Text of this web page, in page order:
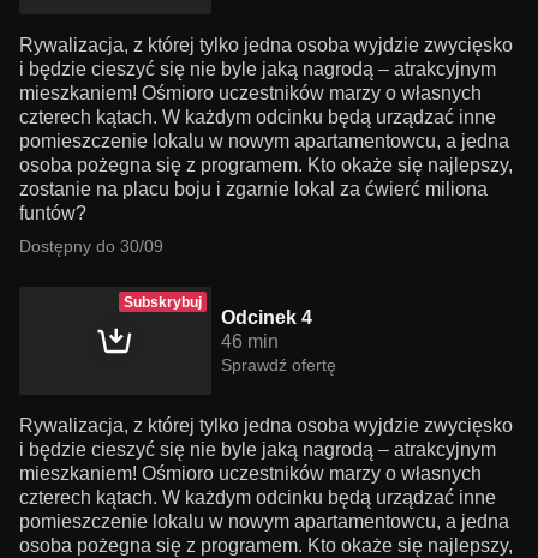
Rywalizacja, z której tylko jedna osoba wyjdzie zwycięsko
i będzie cieszyć się nie byle jaką nagrodą – atrakcyjnym
mieszkaniem! Ośmioro uczestników marzy o własnych
czterech kątach. W każdym odcinku będą urządzać inne
pomieszczenie lokalu w nowym apartamentowcu, a jedna
osoba pożegna się z programem. Kto okaże się najlepszy,
zostanie na placu boju i zgarnie lokal za ćwierć miliona
funtów?
Dostępny do 30/09
Subskrybuj
Odcinek 4
46 min
Sprawdź ofertę
Rywalizacja, z której tylko jedna osoba wyjdzie zwycięsko
i będzie cieszyć się nie byle jaką nagrodą – atrakcyjnym
mieszkaniem! Ośmioro uczestników marzy o własnych
czterech kątach. W każdym odcinku będą urządzać inne
pomieszczenie lokalu w nowym apartamentowcu, a jedna
osoba pożegna się z programem. Kto okaże się najlepszy,